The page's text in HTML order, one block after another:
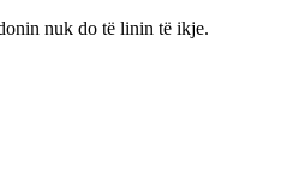
nuk do të linin të ikje.